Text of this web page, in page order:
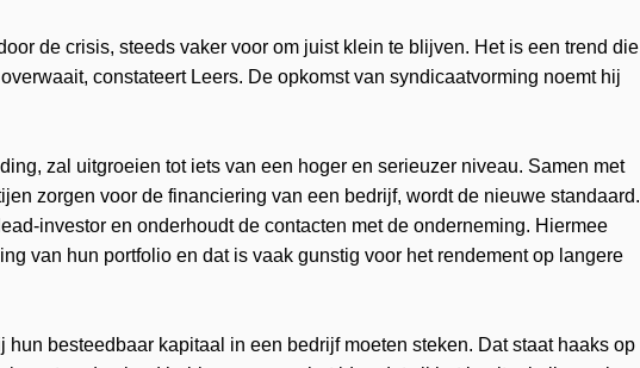
de crisis, steeds vaker voor om juist klein te blijven. Het is een trend die
constateert Leers. De opkomst van syndicaatvorming noemt hij
zal uitgroeien tot iets van een hoger en serieuzer niveau. Samen met
zorgen voor de financiering van een bedrijf, wordt de nieuwe standaard.
investor en onderhoudt de contacten met de onderneming. Hiermee
van hun portfolio en dat is vaak gunstig voor het rendement op langere
besteedbaar kapitaal in een bedrijf moeten steken. Dat staat haaks op